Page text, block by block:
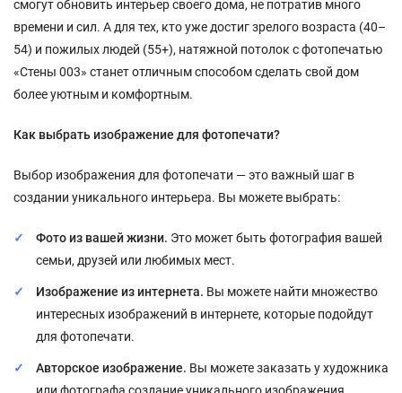
смогут обновить интерьер своего дома, не потратив много
времени и сил. А для тех, кто уже достиг зрелого возраста (40–
54) и пожилых людей (55+), натяжной потолок с фотопечатью
«Стены 003» станет отличным способом сделать свой дом
более уютным и комфортным.
Как выбрать изображение для фотопечати?
Выбор изображения для фотопечати — это важный шаг в
создании уникального интерьера. Вы можете выбрать:
Фото из вашей жизни. Это может быть фотография вашей
семьи, друзей или любимых мест.
Изображение из интернета. Вы можете найти множество
интересных изображений в интернете, которые подойдут
для фотопечати.
Авторское изображение. Вы можете заказать у художника